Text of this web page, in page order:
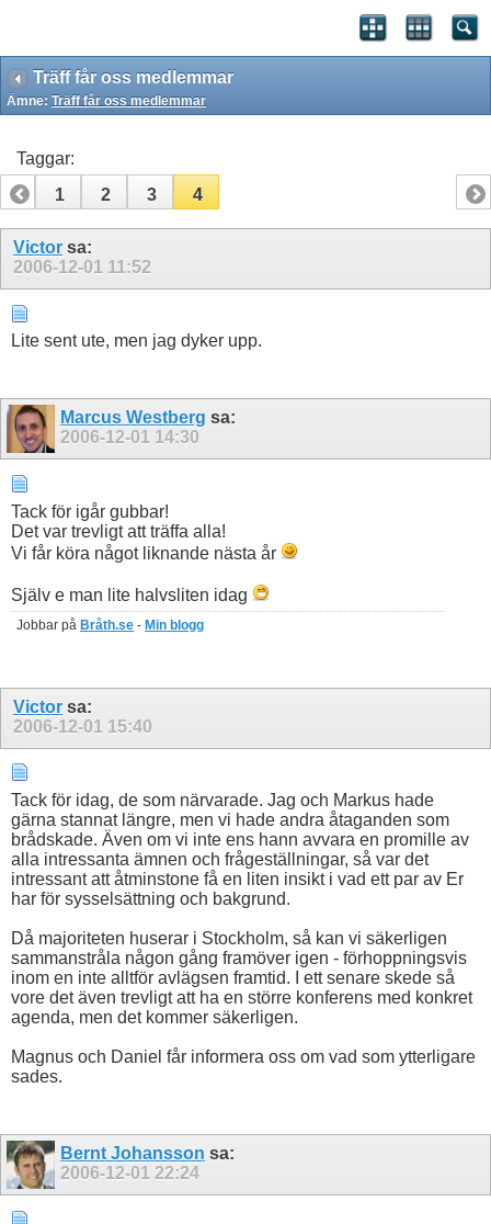
Träff får oss medlemmar
Ämne: Träff får oss medlemmar
Taggar:
1
2 3 4
Victor sa:
2006-12-01 11:52
Lite sent ute, men jag dyker upp.
Marcus Westberg sa:
2006-12-01 14:30
Tack för igår gubbar!
Det var trevligt att träffa alla!
Vi får köra något liknande nästa år
Själv e man lite halvsliten idag
Jobbar på Bråth.se - Min blogg
Victor sa:
2006-12-01 15:40
Tack för idag, de som närvarade. Jag och Markus hade
gärna stannat längre, men vi hade andra åtaganden som
brådskade. Även om vi inte ens hann avvara en promille av
alla intressanta ämnen och frågeställningar, så var det
intressant att åtminstone få en liten insikt i vad ett par av Er
har för sysselsättning och bakgrund.
Då majoriteten huserar i Stockholm, så kan vi säkerligen
sammanstråla någon gång framöver igen - förhoppningsvis
inom en inte alltför avlägsen framtid. I ett senare skede så
vore det även trevligt att ha en större konferens med konkret
agenda, men det kommer säkerligen.
Magnus och Daniel får informera oss om vad som ytterligare
sades.
Bernt Johansson sa:
2006-12-01 22:24